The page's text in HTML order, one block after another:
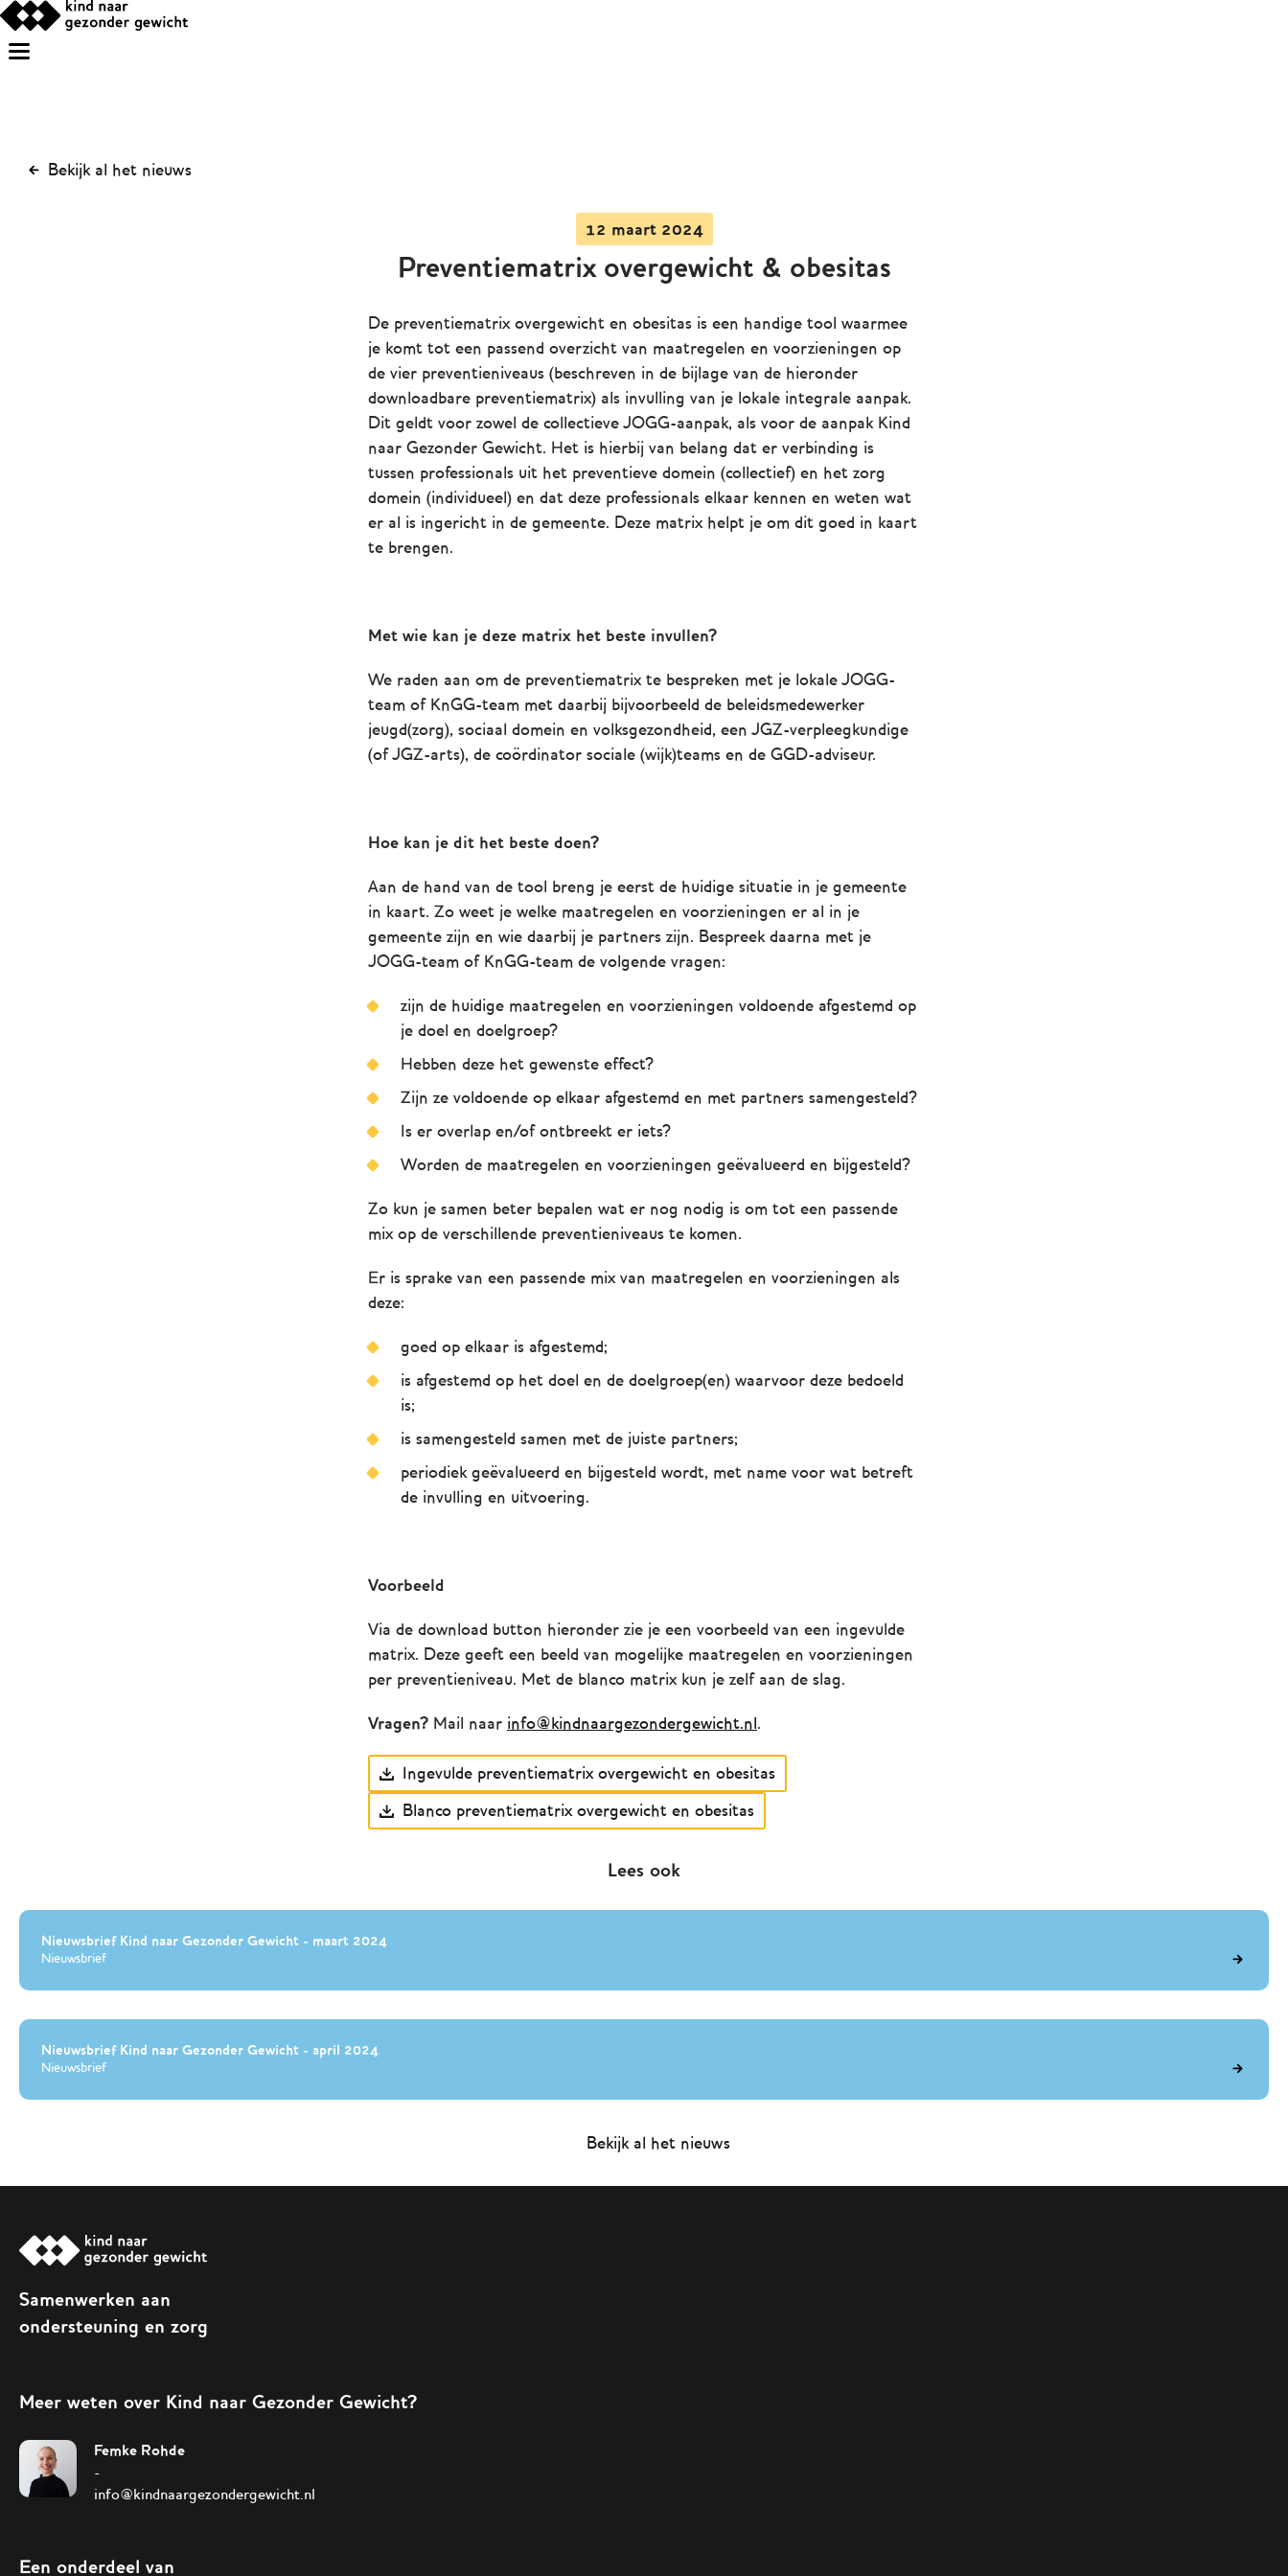
Bekijk al het nieuws
12 maart 2024
Preventiematrix overgewicht & obesitas
De preventiematrix overgewicht en obesitas is een handige tool waarmee
je komt tot een passend overzicht van maatregelen en voorzieningen op
de vier preventieniveaus (beschreven in de bijlage van de hieronder
downloadbare preventiematrix) als invulling van je lokale integrale aanpak.
Dit geldt voor zowel de collectieve JOGG-aanpak, als voor de aanpak Kind
naar Gezonder Gewicht. Het is hierbij van belang dat er verbinding is
tussen professionals uit het preventieve domein (collectief) en het zorg
domein (individueel) en dat deze professionals elkaar kennen en weten wat
er al is ingericht in de gemeente. Deze matrix helpt je om dit goed in kaart
te brengen.
Met wie kan je deze matrix het beste invullen?
We raden aan om de preventiematrix te bespreken met je lokale JOGG-
team of KnGG-team met daarbij bijvoorbeeld de beleidsmedewerker
jeugd(zorg), sociaal domein en volksgezondheid, een JGZ-verpleegkundige
(of JGZ-arts), de coördinator sociale (wijk)teams en de GGD-adviseur.
Hoe kan je dit het beste doen?
Aan de hand van de tool breng je eerst de huidige situatie in je gemeente
in kaart. Zo weet je welke maatregelen en voorzieningen er al in je
gemeente zijn en wie daarbij je partners zijn. Bespreek daarna met je
JOGG-team of KnGG-team de volgende vragen:
zijn de huidige maatregelen en voorzieningen voldoende afgestemd op
je doel en doelgroep?
Hebben deze het gewenste effect?
Zijn ze voldoende op elkaar afgestemd en met partners samengesteld?
Is er overlap en/of ontbreekt er iets?
Worden de maatregelen en voorzieningen geëvalueerd en bijgesteld?
Zo kun je samen beter bepalen wat er nog nodig is om tot een passende
mix op de verschillende preventieniveaus te komen.
Er is sprake van een passende mix van maatregelen en voorzieningen als
deze:
goed op elkaar is afgestemd;
is afgestemd op het doel en de doelgroep(en) waarvoor deze bedoeld
is;
is samengesteld samen met de juiste partners;
periodiek geëvalueerd en bijgesteld wordt, met name voor wat betreft
de invulling en uitvoering.
Voorbeeld
Via de download button hieronder zie je een voorbeeld van een ingevulde
matrix. Deze geeft een beeld van mogelijke maatregelen en voorzieningen
per preventieniveau. Met de blanco matrix kun je zelf aan de slag.
Vragen? Mail naar info@kindnaargezondergewicht.nl.
Ingevulde preventiematrix overgewicht en obesitas
Blanco preventiematrix overgewicht en obesitas
Lees ook
Nieuwsbrief Kind naar Gezonder Gewicht - maart 2024
Nieuwsbrief
Nieuwsbrief Kind naar Gezonder Gewicht - april 2024
Nieuwsbrief
Bekijk al het nieuws
Samenwerken aan
ondersteuning en zorg
Meer weten over Kind naar Gezonder Gewicht?
Femke Rohde
-
info@kindnaargezondergewicht.nl
Een onderdeel van